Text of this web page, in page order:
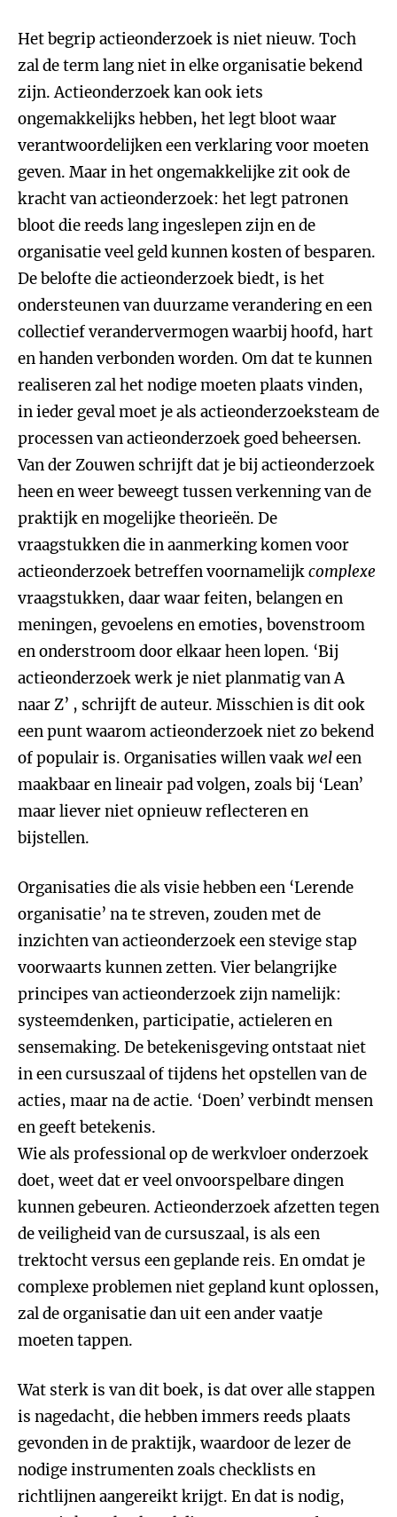
Het begrip actieonderzoek is niet nieuw. Toch
zal de term lang niet in elke organisatie bekend
zijn. Actieonderzoek kan ook iets
ongemakkelijks hebben, het legt bloot waar
verantwoordelijken een verklaring voor moeten
geven. Maar in het ongemakkelijke zit ook de
kracht van actieonderzoek: het legt patronen
bloot die reeds lang ingeslepen zijn en de
organisatie veel geld kunnen kosten of besparen.
De belofte die actieonderzoek biedt, is het
ondersteunen van duurzame verandering en een
collectief verandervermogen waarbij hoofd, hart
en handen verbonden worden. Om dat te kunnen
realiseren zal het nodige moeten plaats vinden,
in ieder geval moet je als actieonderzoeksteam de
processen van actieonderzoek goed beheersen.
Van der Zouwen schrijft dat je bij actieonderzoek
heen en weer beweegt tussen verkenning van de
praktijk en mogelijke theorieën. De
vraagstukken die in aanmerking komen voor
actieonderzoek betreffen voornamelijkcomplexe
vraagstukken, daar waar feiten, belangen en
meningen, gevoelens en emoties, bovenstroom
en onderstroom door elkaar heen lopen. ‘Bij
actieonderzoek werk je niet planmatig van A
naar Z’ , schrijft de auteur. Misschien is dit ook
een punt waarom actieonderzoek niet zo bekend
of populair is. Organisaties willen vaakweleen
maakbaar en lineair pad volgen, zoals bij ‘Lean’
maar liever niet opnieuw reflecteren en
bijstellen.
Organisaties die als visie hebben een ‘Lerende
organisatie’ na te streven, zouden met de
inzichten van actieonderzoek een stevige stap
voorwaarts kunnen zetten. Vier belangrijke
principes van actieonderzoek zijn namelijk:
systeemdenken, participatie, actieleren en
sensemaking. De betekenisgeving ontstaat niet
in een cursuszaal of tijdens het opstellen van de
acties, maar na de actie. ‘Doen’ verbindt mensen
en geeft betekenis.
Wie als professional op de werkvloer onderzoek
doet, weet dat er veel onvoorspelbare dingen
kunnen gebeuren. Actieonderzoek afzetten tegen
de veiligheid van de cursuszaal, is als een
trektocht versus een geplande reis. En omdat je
complexe problemen niet gepland kunt oplossen,
zal de organisatie dan uit een ander vaatje
moeten tappen.
Wat sterk is van dit boek, is dat over alle stappen
is nagedacht, die hebben immers reeds plaats
gevonden in de praktijk, waardoor de lezer de
nodige instrumenten zoals checklists en
richtlijnen aangereikt krijgt. En dat is nodig,